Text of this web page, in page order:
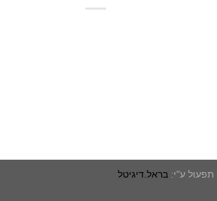
תפעול ע"י: בראל.דיגיטל